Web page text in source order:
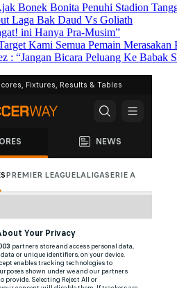
Bonek Bonita Penuhi Stadion
Laga Bak Daud Vs Goliath
ini Hanya Pra-Musim”
Kami Semua Pemain Merasakan
: “Jangan Bicara Peluang Ke Babak